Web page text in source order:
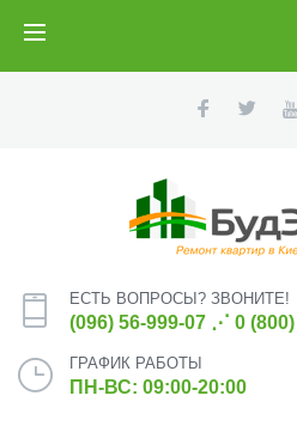
ЕСТЬ ВОПРОСЫ? ЗВОНИТЕ!
(096) 56-999-07 ⋰ 0
ГРАФИК РАБОТЫ
ПН-ВС: 09:00-20:00